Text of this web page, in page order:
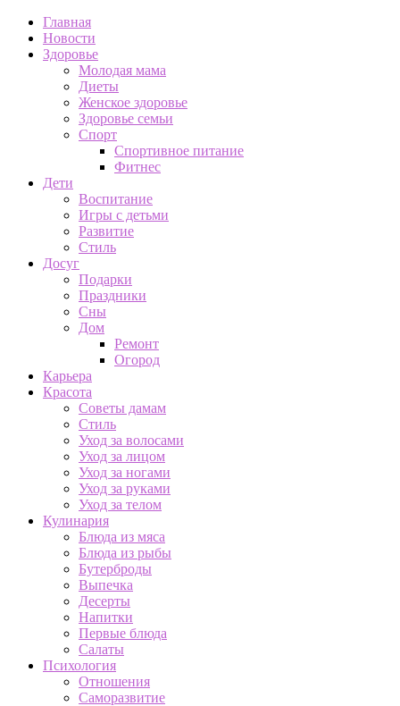
Главная
Новости
Здоровье
Молодая мама
Диеты
Женское здоровье
Здоровье семьи
Спорт
Спортивное питание
Фитнес
Дети
Воспитание
Игры с детьми
Развитие
Стиль
Досуг
Подарки
Праздники
Сны
Дом
Ремонт
Огород
Карьера
Красота
Советы дамам
Стиль
Уход за волосами
Уход за лицом
Уход за ногами
Уход за руками
Уход за телом
Кулинария
Блюда из мяса
Блюда из рыбы
Бутерброды
Выпечка
Десерты
Напитки
Первые блюда
Салаты
Психология
Отношения
Саморазвитие